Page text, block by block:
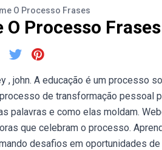
O Processo Frases
O Processo Frases
, john. A educação é um processo
de transformação pessoal
palavras e como elas moldam.
que celebram o processo.
desafios em oportunidades